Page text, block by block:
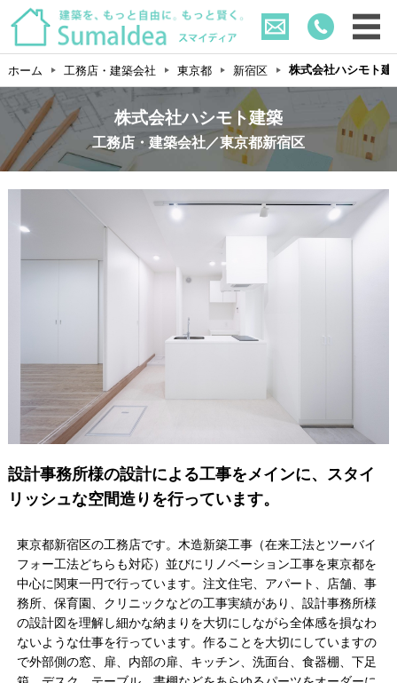
ホーム 工務店・建築会社 東京都 新宿区 株式会社ハシモト建
株式会社ハシモト建築
工務店・建築会社／東京都新宿区
設計事務所様の設計による工事をメインに、スタイ
リッシュな空間造りを行っています。
東京都新宿区の工務店です。木造新築工事（在来工法とツーバイ
フォー工法どちらも対応）並びにリノベーション工事を東京都を
中心に関東一円で行っています。注文住宅、アパート、店舗、事
務所、保育園、クリニックなどの工事実績があり、設計事務所様
の設計図を理解し細かな納まりを大切にしながら全体感を損なわ
ないような仕事を行っています。作ることを大切にしていますの
で外部側の窓、扉、内部の扉、キッチン、洗面台、食器棚、下足